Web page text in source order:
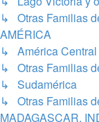
↳ Otras Familias
AMÉRICA
↳ América Central
↳ Otras Familias
↳ Sudamérica
↳ Otras Familias
MADAGASCAR,